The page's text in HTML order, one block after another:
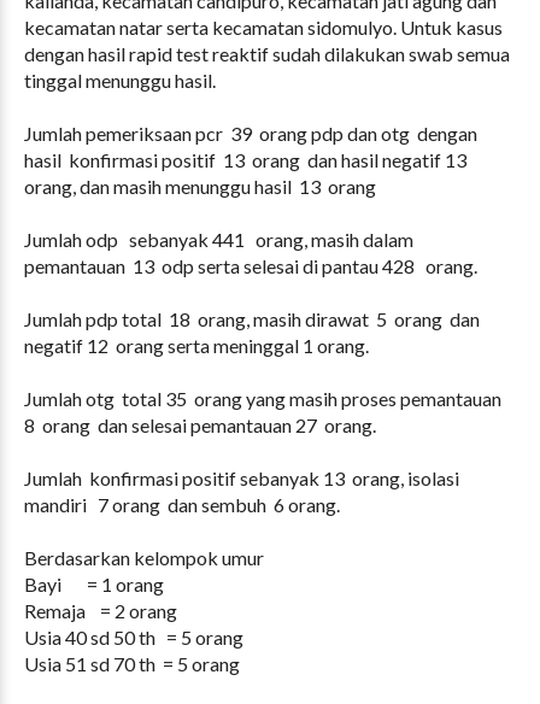
kecamatan natar serta kecamatan sidomulyo. Untuk kasus
dengan hasil rapid test reaktif sudah dilakukan swab semua
tinggal menunggu hasil.
Jumlah pemeriksaan pcr 39 orang pdp dan otg dengan
hasil konfirmasi positif 13 orang dan hasil negatif 13
orang, dan masih menunggu hasil 13 orang
Jumlah odp sebanyak 441 orang, masih dalam
pemantauan 13 odp serta selesai di pantau 428 orang.
Jumlah pdp total 18 orang, masih dirawat 5 orang dan
negatif 12 orang serta meninggal 1 orang.
Jumlah otg total 35 orang yang masih proses pemantauan
8 orang dan selesai pemantauan 27 orang.
Jumlah konfirmasi positif sebanyak 13 orang, isolasi
mandiri 7 orang dan sembuh 6 orang.
Berdasarkan kelompok umur
Bayi = 1 orang
Remaja = 2 orang
Usia 40 sd 50 th = 5 orang
Usia 51 sd 70 th = 5 orang